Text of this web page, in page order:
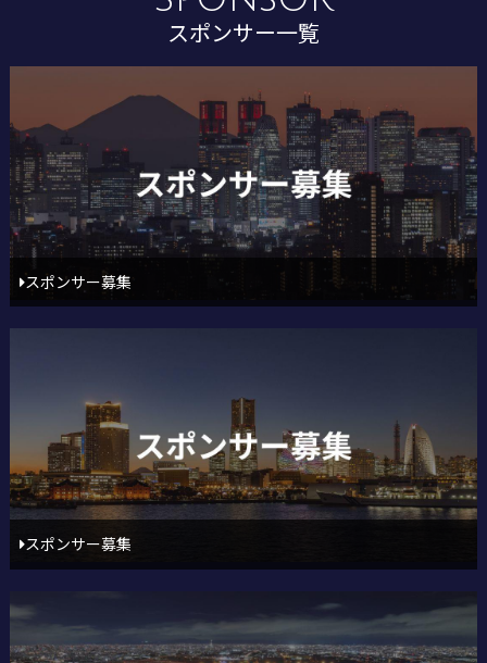
スポンサー一覧
スポンサー募集
スポンサー募集